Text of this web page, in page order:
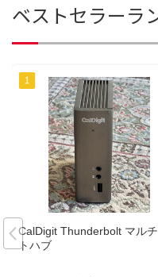
ベストセラーラ
CalDigit Thunderbolt マル
トハブ